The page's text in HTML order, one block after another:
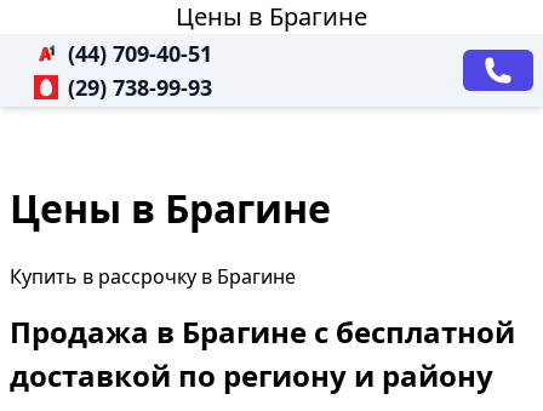
Цены в Брагине
(44) 709-40-51
(29) 738-99-93
Цены в Брагине
Купить в рассрочку в Брагине
Продажа в Брагине с бесплатной
доставкой по региону и району